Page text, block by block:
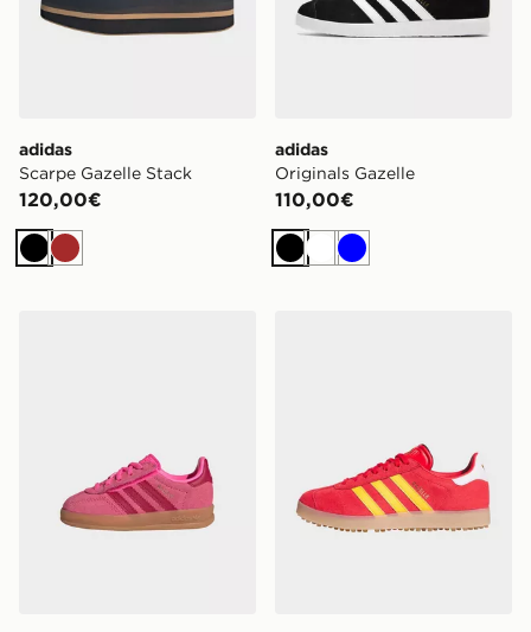
adidas
Scarpe Gazelle Stack
120,00€
NeroMarrone
adidas
Originals Gazelle
110,00€
NeroBianco
Blu